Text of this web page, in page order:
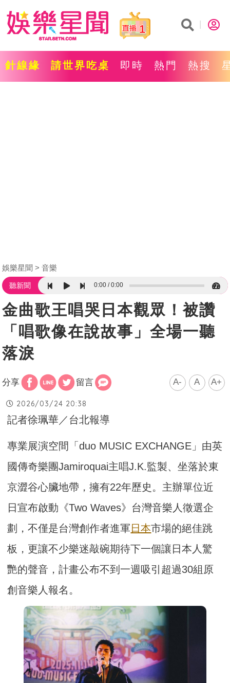
1
針線緣 請世界吃桌 即時 熱門 熱搜
娛樂星聞 音樂
聽新聞 0:00 0:00
金曲歌王唱哭日本觀眾！被讚
「唱歌像在說故事」全場一聽
落淚
分享 留言 A- A A+
2026/03/24 20:38
記者徐珮華／台北報導
專業展演空間「duo MUSIC EXCHANGE」由英
國傳奇樂團Jamiroquai主唱J.K.監製、坐落於東
京澀谷心臟地帶，擁有22年歷史。主辦單位近
日宣布啟動《Two Waves》台灣音樂人徵選企
劃，不僅是台灣創作者進軍 日本市場的絕佳跳
板，更讓不少樂迷敲碗期待下一個讓日本人驚
艷的聲音，計畫公布不到一週吸引超過30組原
創音樂人報名。